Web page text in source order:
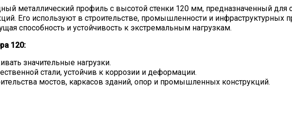
металлический профиль с высотой стенки 120 мм, предназначенный для
Его используют в строительстве, промышленности и инфраструктурных
способность и устойчивость к экстремальным нагрузкам.
120:
значительные нагрузки.
стали, устойчив к коррозии и деформации.
мостов, каркасов зданий, опор и промышленных конструкций.